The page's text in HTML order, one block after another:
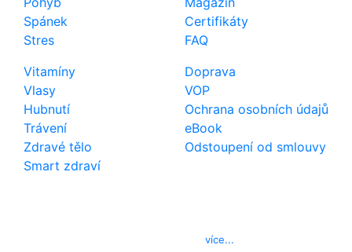
Spánek
Stres
Vitamíny
Vlasy
Hubnutí
Trávení
Zdravé tělo
Smart zdraví
Certifikáty
FAQ
Doprava
VOP
Ochrana osobních údajů
eBook
Odstoupení od smlouvy
více...